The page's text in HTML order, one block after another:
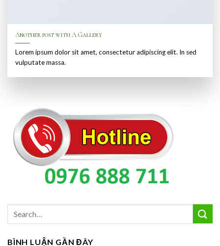
Another post with A Gallery
Lorem ipsum dolor sit amet, consectetur adipiscing elit. In sed
vulputate massa.
BÌNH LUẬN GẦN ĐÂY